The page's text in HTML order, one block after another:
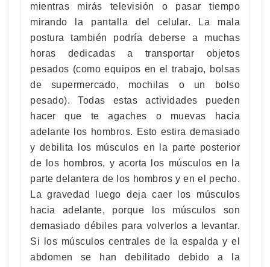
mientras mirás televisión o pasar tiempo
mirando la pantalla del celular. La mala
postura también podría deberse a muchas
horas dedicadas a transportar objetos
pesados ​​(como equipos en el trabajo, bolsas
de supermercado, mochilas o un bolso
pesado). Todas estas actividades pueden
hacer que te agaches o muevas hacia
adelante los hombros. Esto estira demasiado
y debilita los músculos en la parte posterior
de los hombros, y acorta los músculos en la
parte delantera de los hombros y en el pecho.
La gravedad luego deja caer los músculos
hacia adelante, porque los músculos son
demasiado débiles para volverlos a levantar.
Si los músculos centrales de la espalda y el
abdomen se han debilitado debido a la